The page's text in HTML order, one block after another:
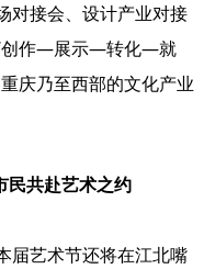
对接会、设计产业对接
“创作—展示—转化—就
庆乃至西部的文化产业
共赴艺术之约
届艺术节还将在江北嘴